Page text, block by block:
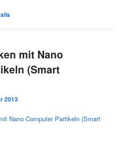
mit Nano
(Smart
2013
Nano Com­pu­ter Par­ti­keln (Smart